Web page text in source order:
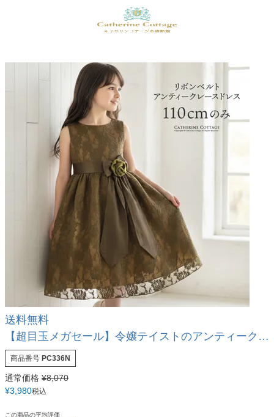
送料無料
【超目玉メガセール】令嬢テイストのアンティークレース子供フォーマルドレスTAK
商品番号 PC336N
通常価格 ¥8,070
¥3,980税込